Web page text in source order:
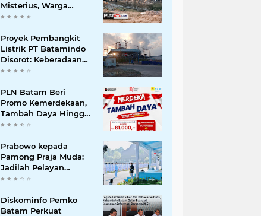
Misterius, Warga
Desak Pemerintah
Air
Proyek Pembangkit
Listrik PT Batamindo
Disorot: Keberadaan
TKA Tiongkok dan
Wartawan Jadi
Perhatian
PLN Batam Beri
Promo Kemerdekaan,
Tambah Daya Hingga
11.000 VA Hanya Rp81
Prabowo kepada
Pamong Praja Muda:
Jadilah Pelayan
Rakyat yang Jujur,
Korupsi
Diskominfo Pemko
Batam Perkuat